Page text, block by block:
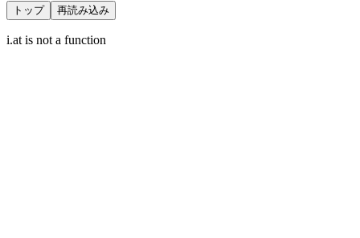
トップ 再読み込み
i.at is not a function